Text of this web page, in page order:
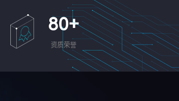
80+
资质荣誉